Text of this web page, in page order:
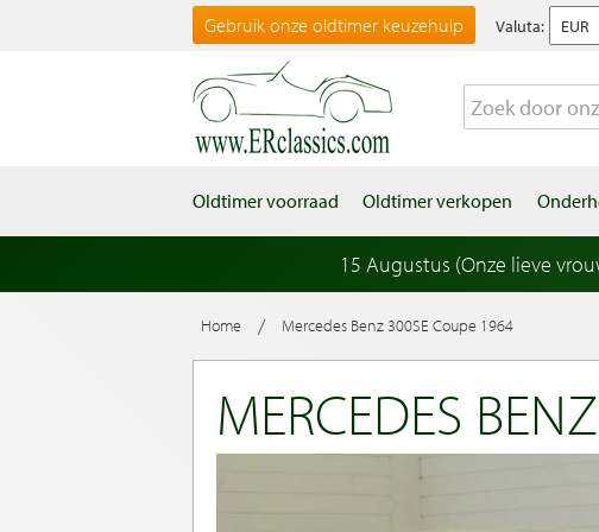
Gebruik onze oldtimer keuzehulp Valuta:
Oldtimer voorraad Oldtimer verkopen
15 Augustus (Onze lieve
Home / Mercedes Benz 300SE Coupe 1964
MERCEDES